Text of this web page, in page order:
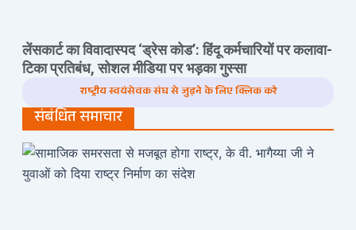
लेंसकार्ट का विवादास्पद ‘ड्रेस कोड’: हिंदू कर्मचारियों पर कलावा-
टिका प्रतिबंध, सोशल मीडिया पर भड़का गुस्सा
राष्ट्रीय स्वयंसेवक संघ से जुड़ने के लिए क्लिक करे
संबंधित समाचार